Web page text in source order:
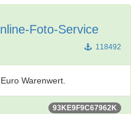
Foto-Service
118492
Warenwert.
93KE9F9C67962K